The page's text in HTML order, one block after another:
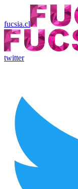
fucsia.cl
twitter